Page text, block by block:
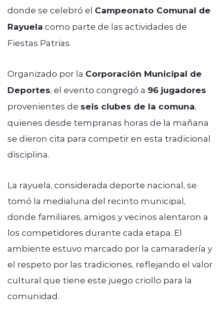
donde se celebró el Campeonato Comunal de
Rayuela como parte de las actividades de
Fiestas Patrias.
Organizado por la Corporación Municipal de
Deportes, el evento congregó a 96 jugadores
provenientes de seis clubes de la comuna,
quienes desde tempranas horas de la mañana
se dieron cita para competir en esta tradicional
disciplina.
La rayuela, considerada deporte nacional, se
tomó la medialuna del recinto municipal,
donde familiares, amigos y vecinos alentaron a
los competidores durante cada etapa. El
ambiente estuvo marcado por la camaradería y
el respeto por las tradiciones, reflejando el valor
cultural que tiene este juego criollo para la
comunidad.